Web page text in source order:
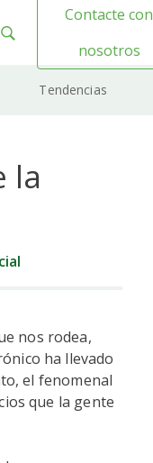
Contacte con
nosotros
Tendencias
la
nos rodea,
ha llevado
el fenomenal
que la gente